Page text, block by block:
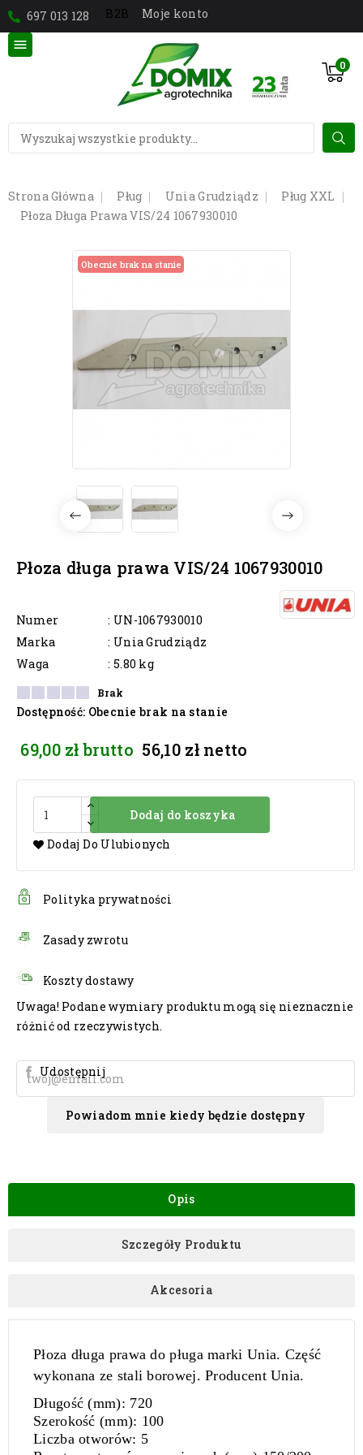
697 013 128 B2B Moje konto
0

Strona Główna Pług Unia Grudziądz
Pług XXL
Płoza Długa Prawa VIS/24 1067930010
Obecnie brak na stanie
Obecnie brak na stanie
Płoza długa prawa VIS/24 1067930010
Numer
: UN-1067930010
Marka
: Unia Grudziądz
Waga
: 5.80 kg
Brak
Dostępność: Obecnie brak na stanie
69,00 zł brutto 56,10 zł netto
Dodaj do koszyka
Dodaj Do Ulubionych
Polityka prywatności
Zasady zwrotu
Koszty dostawy
Uwaga! Podane wymiary produktu mogą się nieznacznie
różnić od rzeczywistych.
Powiadom mnie kiedy będzie dostępny
Udostępnij
Opis
Szczegóły Produktu
Akcesoria
Płoza długa prawa do pługa marki Unia. Część
wykonana ze stali borowej. Producent Unia.
Długość (mm): 720
Szerokość (mm): 100
Liczba otworów: 5